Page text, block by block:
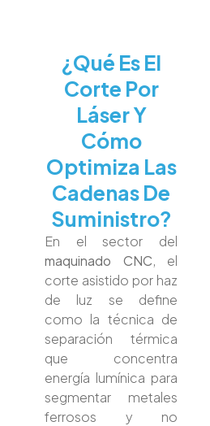
¿Qué Es El
Corte Por
Láser Y
Cómo
Optimiza Las
Cadenas De
Suministro?
En el sector del
maquinado CNC, el
corte asistido por haz
de luz se define
como la técnica de
separación térmica
que concentra
energía lumínica para
segmentar metales
ferrosos y no